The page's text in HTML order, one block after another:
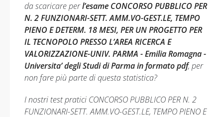
da scaricare perl’esame CONCORSO PUBBLICO PER
N. 2 FUNZIONARI-SETT. AMM.VO-GEST.LE, TEMPO
PIENO E DETERM. 18 MESI, PER UN PROGETTO PER
IL TECNOPOLO PRESSO L’AREA RICERCA E
VALORIZZAZIONE-UNIV. PARMA - Emilia Romagna -
Universita’ degli Studi di Parma in formato pdf, per
non fare più parte di questa statistica?
I nostri test pratici CONCORSO PUBBLICO PER N. 2
FUNZIONARI-SETT. AMM.VO-GEST.LE, TEMPO PIENO E